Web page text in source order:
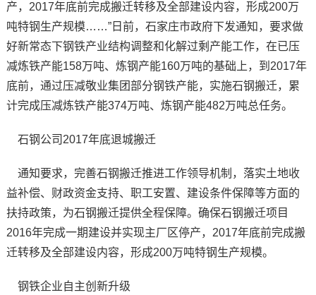
产，2017年底前完成搬迁转移及全部建设内容，形成200万
吨特钢生产规模……”日前，石家庄市政府下发通知，要求做
好新常态下钢铁产业结构调整和化解过剩产能工作，在已压
减炼铁产能158万吨、炼钢产能160万吨的基础上，到2017年
底前，通过压减敬业集团部分钢铁产能，实施石钢搬迁，累
计完成压减炼铁产能374万吨、炼钢产能482万吨总任务。
石钢公司2017年底退城搬迁
通知要求，完善石钢搬迁推进工作领导机制，落实土地收
益补偿、财政资金支持、职工安置、建设条件保障等方面的
扶持政策，为石钢搬迁提供全程保障。确保石钢搬迁项目
2016年完成一期建设并实现主厂区停产，2017年底前完成搬
迁转移及全部建设内容，形成200万吨特钢生产规模。
钢铁企业自主创新升级